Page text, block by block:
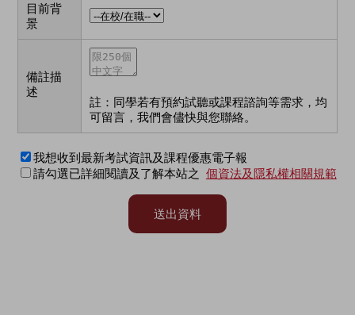
目前背
景
備註描
述
註：同學若有預約試聽或課程諮詢等需求，均
可留言，我們會儘快與您聯絡。
我想收到最新考試資訊及課程優惠電子報
請勾選已詳細閱讀及了解本站之 個資法及隱私權相關規範
送出資料